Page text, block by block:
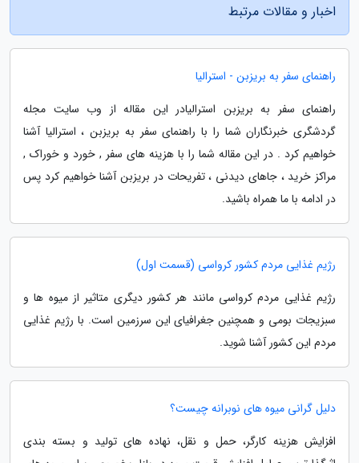
اخبار و مقالات مرتبط
راهنمای سفر به بریزبن - استرالیا
راهنمای سفر به بریزبن استرالیادر این مقاله از وب سایت مجله
گردشگری خبرنگاران شما را با راهنمای سفر به بریزبن ، استرالیا آشنا
خواهیم کرد . در این مقاله شما را با هزینه های سفر , خورد و خوراک ,
مراکز خرید ، جاهای دیدنی ، تفریحات در بریزبن آشنا خواهیم کرد پس
در ادامه با ما همراه باشید.
رژیم غذایی مردم کشور کرواسی (قسمت اول)
رژیم غذایی مردم کرواسی مانند هر کشور دیگری متاثیر از میوه ها و
سبزیجات بومی و همچنین جغرافیای این سرزمین است. با رژیم غذایی
مردم این کشور آشنا شوید.
دلیل گرانی میوه های نوبرانه چیست؟
افزایش هزینه کارگر، حمل و نقل، نهاده های تولید و بسته بندی